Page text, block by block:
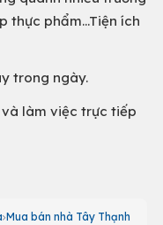
thực phẩm...Tiện ích
trong ngày.
và làm việc trực tiếp
Mua bán nhà Tây Thạnh